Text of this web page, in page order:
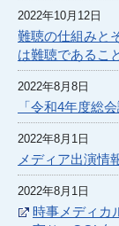
2022年10月12日
難聴の仕組みと
は難聴であるこ
2022年8月8日
「令和4年度総
2022年8月1日
メディア出演情
2022年8月1日
時事メディカ